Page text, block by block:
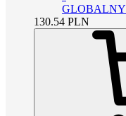
GLOBALNY
130.54 PLN